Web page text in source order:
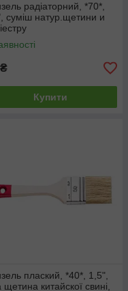
радіаторний, *70*,
суміш натур.щетини и
₴
Купити
плаский, *40*, 1,5",
щетина китайскої свині,